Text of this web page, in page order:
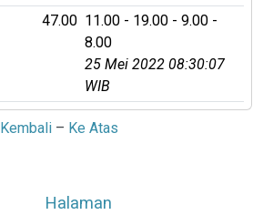
47.00 11.00 - 19.00 - 9.00 -
8.00
25 Mei 2022 08:30:07
WIB
Kembali – Ke Atas
Halaman